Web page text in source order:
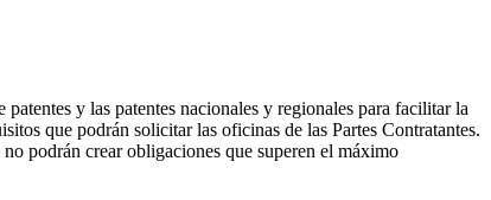
y las patentes nacionales y regionales para facilitar la
que podrán solicitar las oficinas de las Partes Contratantes.
podrán crear obligaciones que superen el máximo